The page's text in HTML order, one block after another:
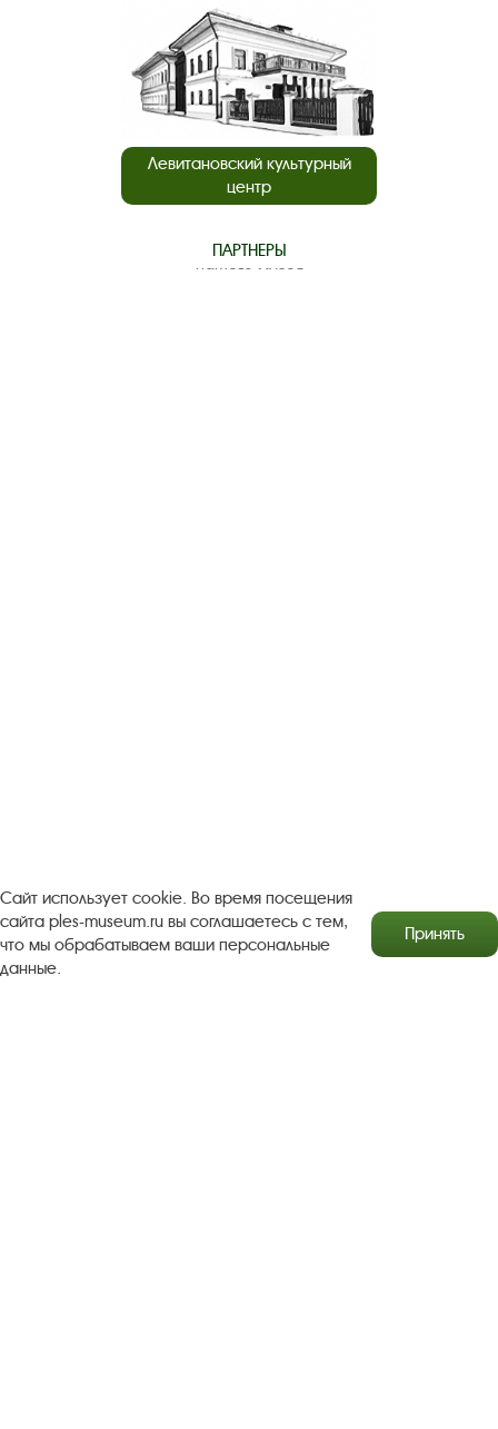
Левитановский культурный
центр
ПАРТНЕРЫ
нашего музея
Антикоррупционная деятельность
Сайт использует cookie. Во время посещения
сайта ples-museum.ru вы соглашаетесь с тем,
что мы обрабатываем ваши персональные
данные.
Принять